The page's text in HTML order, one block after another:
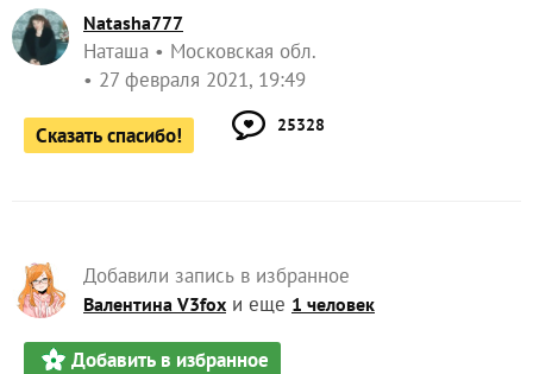
Natasha777
Наташа
Московская обл.
27 февраля 2021, 19:49
Сказать спасибо! 25328
Добавили запись в избранное
Валентина V3fox и еще 1 человек
Добавить в избранное